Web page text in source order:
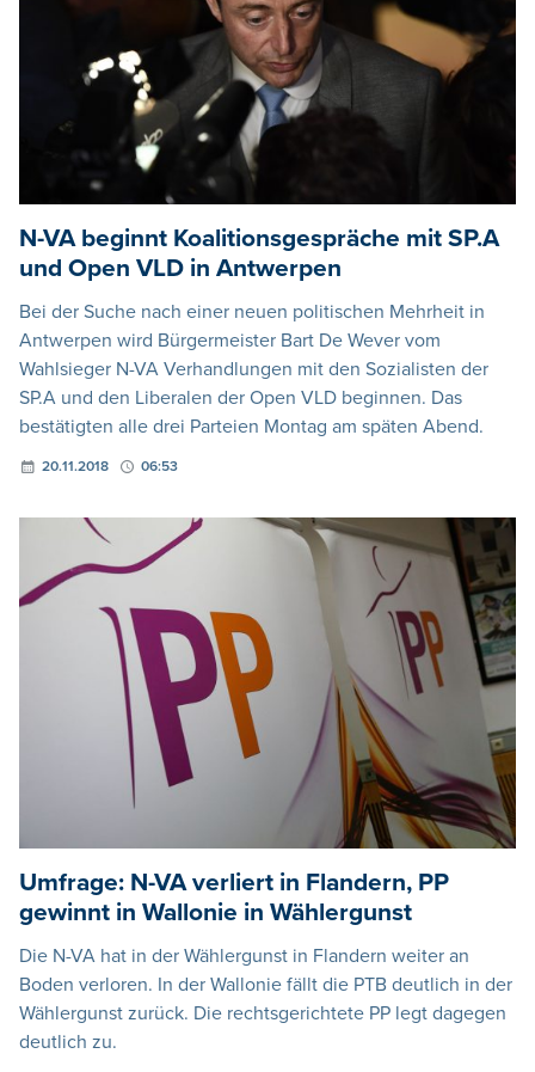
N-VA beginnt Koalitionsgespräche mit SP.A
und Open VLD in Antwerpen
Bei der Suche nach einer neuen politischen Mehrheit in
Antwerpen wird Bürgermeister Bart De Wever vom
Wahlsieger N-VA Verhandlungen mit den Sozialisten der
SP.A und den Liberalen der Open VLD beginnen. Das
bestätigten alle drei Parteien Montag am späten Abend.
20.11.2018 06:53
Umfrage: N-VA verliert in Flandern, PP
gewinnt in Wallonie in Wählergunst
Die N-VA hat in der Wählergunst in Flandern weiter an
Boden verloren. In der Wallonie fällt die PTB deutlich in der
Wählergunst zurück. Die rechtsgerichtete PP legt dagegen
deutlich zu.